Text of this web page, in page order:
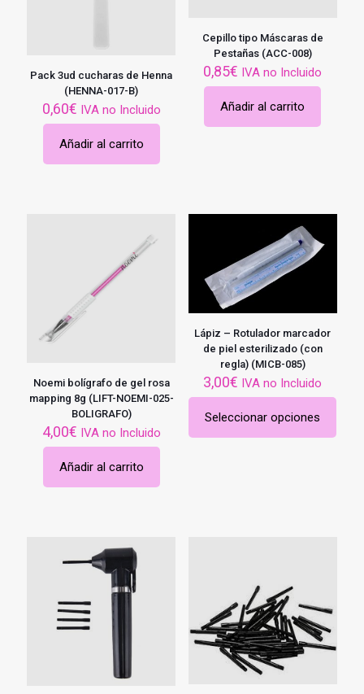
Pack 3ud cucharas de Henna
(HENNA-017-B)
0,60€ IVA no Incluido
Añadir al carrito
Cepillo tipo Máscaras de
Pestañas (ACC-008)
0,85€ IVA no Incluido
Añadir al carrito
Noemi bolígrafo de gel rosa
mapping 8g (LIFT-NOEMI-025-
BOLIGRAFO)
4,00€ IVA no Incluido
Añadir al carrito
Lápiz – Rotulador marcador
de piel esterilizado (con
regla) (MICB-085)
3,00€ IVA no Incluido
Seleccionar opciones
Este
producto
producto